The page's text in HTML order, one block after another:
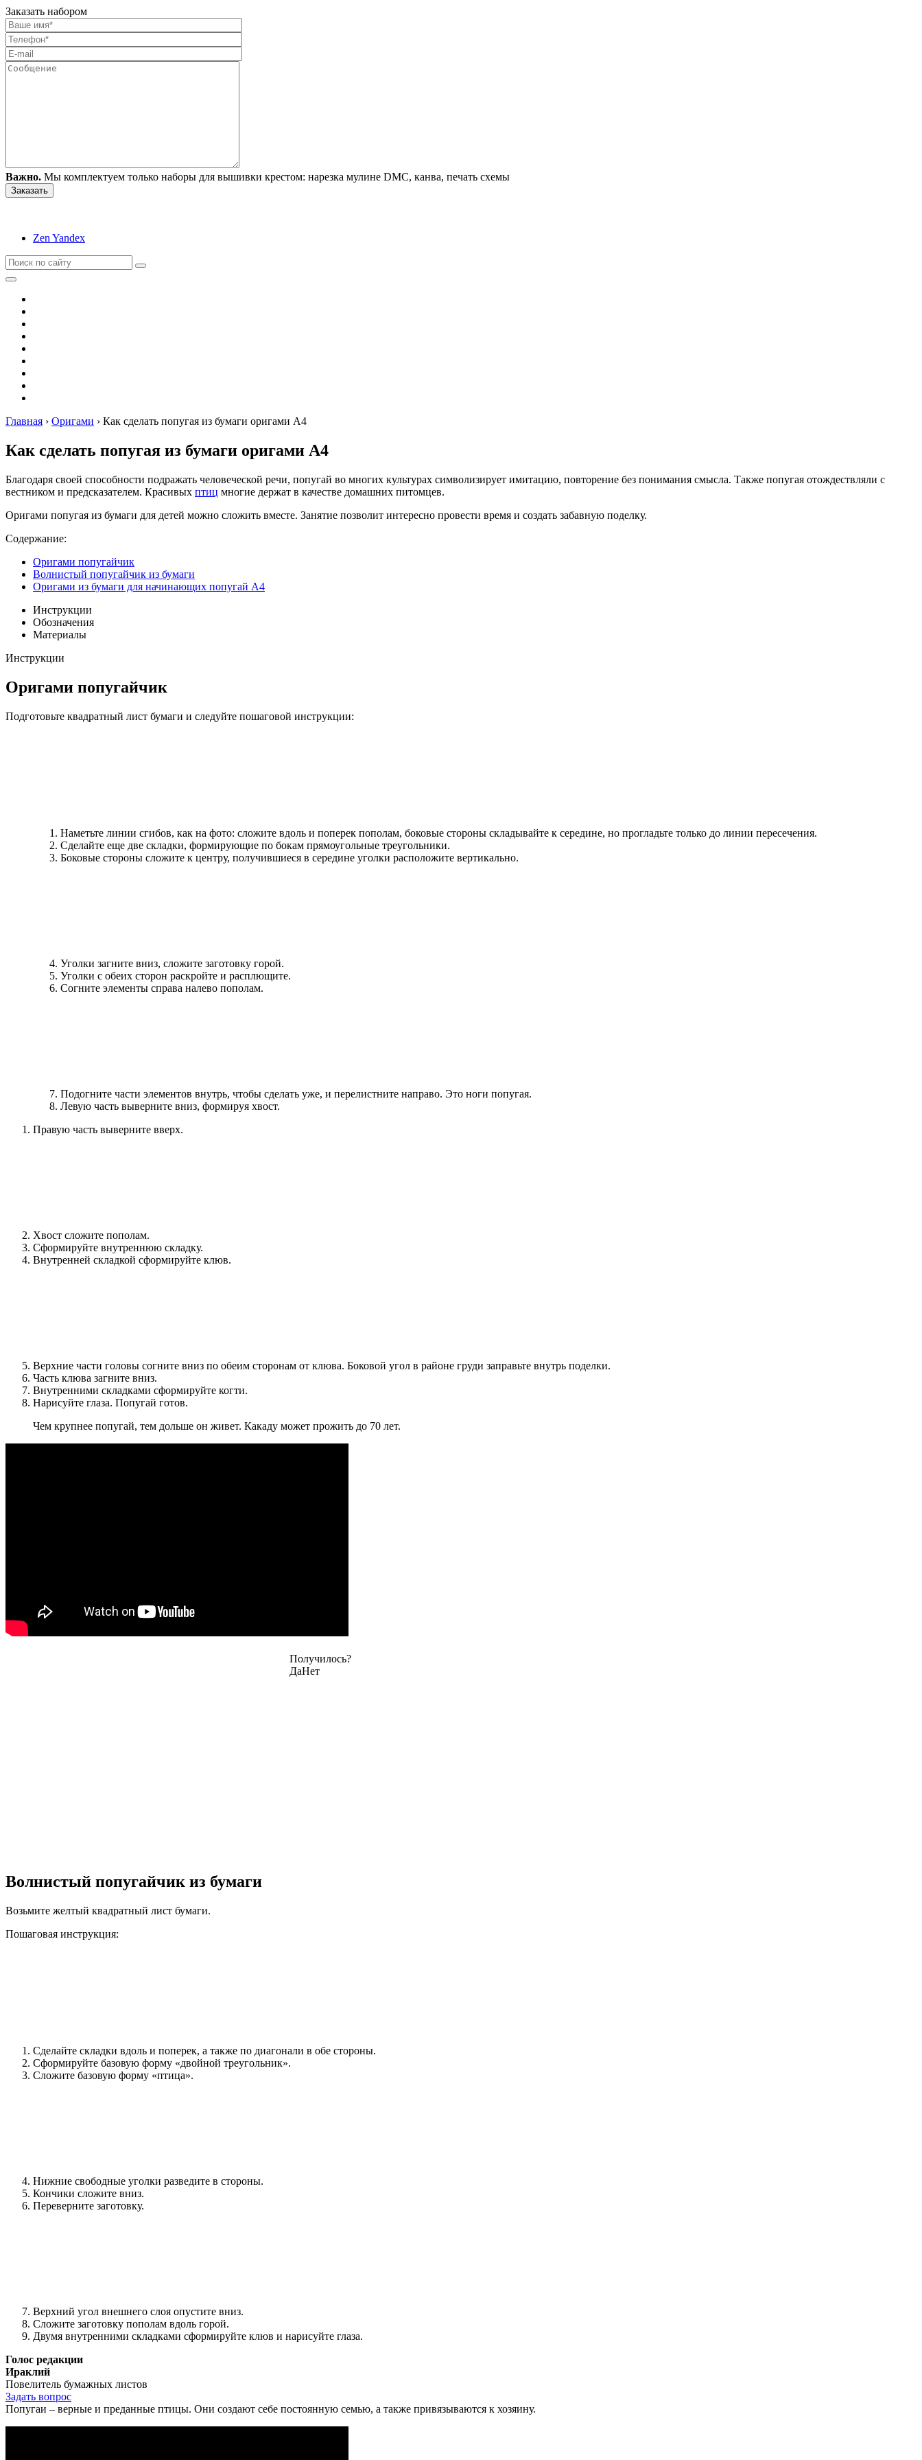
Заказать набором
Важно. Мы комплектуем только наборы для вышивки крестом: нарезка мулине DMC, канва, печать схемы
Zen Yandex
Главная › Оригами › Как сделать попугая из бумаги оригами А4
Как сделать попугая из бумаги оригами А4
Благодаря своей способности подражать человеческой речи, попугай во многих культурах символизирует имитацию, повторение без понимания смысла. Также попугая отождествляли с
вестником и предсказателем. Красивых птиц многие держат в качестве домашних питомцев.
Оригами попугая из бумаги для детей можно сложить вместе. Занятие позволит интересно провести время и создать забавную поделку.
Содержание:
Оригами попугайчик
Волнистый попугайчик из бумаги
Оригами из бумаги для начинающих попугай А4
Инструкции
Обозначения
Материалы
Инструкции
Оригами попугайчик
Подготовьте квадратный лист бумаги и следуйте пошаговой инструкции:
Наметьте линии сгибов, как на фото: сложите вдоль и поперек пополам, боковые стороны складывайте к середине, но прогладьте только до линии пересечения.
Сделайте еще две складки, формирующие по бокам прямоугольные треугольники.
Боковые стороны сложите к центру, получившиеся в середине уголки расположите вертикально.
Уголки загните вниз, сложите заготовку горой.
Уголки с обеих сторон раскройте и расплющите.
Согните элементы справа налево пополам.
Подогните части элементов внутрь, чтобы сделать уже, и перелистните направо. Это ноги попугая.
Левую часть выверните вниз, формируя хвост.
Правую часть выверните вверх.
Хвост сложите пополам.
Сформируйте внутреннюю складку.
Внутренней складкой сформируйте клюв.
Верхние части головы согните вниз по обеим сторонам от клюва. Боковой угол в районе груди заправьте внутрь поделки.
Часть клюва загните вниз.
Внутренними складками сформируйте когти.
Нарисуйте глаза. Попугай готов.
Чем крупнее попугай, тем дольше он живет. Какаду может прожить до 70 лет.
Получилось?
ДаНет
Волнистый попугайчик из бумаги
Возьмите желтый квадратный лист бумаги.
Пошаговая инструкция:
Сделайте складки вдоль и поперек, а также по диагонали в обе стороны.
Сформируйте базовую форму «двойной треугольник».
Сложите базовую форму «птица».
Нижние свободные уголки разведите в стороны.
Кончики сложите вниз.
Переверните заготовку.
Верхний угол внешнего слоя опустите вниз.
Сложите заготовку пополам вдоль горой.
Двумя внутренними складками сформируйте клюв и нарисуйте глаза.
Голос редакции
Ираклий
Повелитель бумажных листов
Задать вопрос
Попугаи – верные и преданные птицы. Они создают себе постоянную семью, а также привязываются к хозяину.